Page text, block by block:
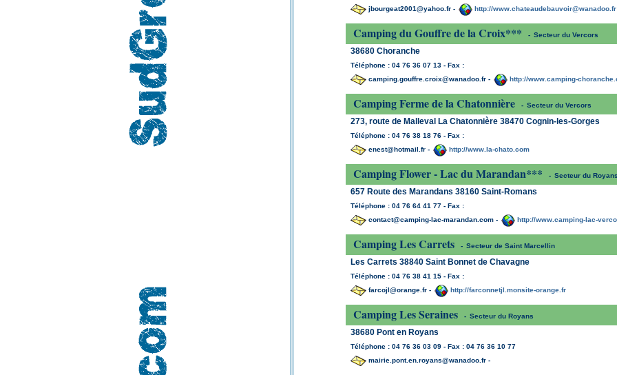
jbourgeat2001@yahoo.fr -
http://www.chateaudebauvoir@wanadoo.fr
Camping du Gouffre de la Croix*** - Secteur du Vercors
38680 Choranche
Téléphone : 04 76 36 07 13 - Fax :
camping.gouffre.croix@wanadoo.fr -
http://www.camping-
Camping Ferme de la Chatonnière - Secteur du Vercors
273, route de Malleval La Chatonnière 38470 Cognin-les-Gorges
Téléphone : 04 76 38 18 76 - Fax :
enest@hotmail.fr -
http://www.la-chato.com
Camping Flower - Lac du Marandan*** - Secteur du
657 Route des Marandans 38160 Saint-Romans
Téléphone : 04 76 64 41 77 - Fax :
contact@camping-lac-marandan.com -
http://www.camping-lac-
Camping Les Carrets - Secteur de Saint Marcellin
Les Carrets 38840 Saint Bonnet de Chavagne
Téléphone : 04 76 38 41 15 - Fax :
farcojl@orange.fr -
http://farconnetjl.monsite-orange.fr
Camping Les Seraines - Secteur du Royans
38680 Pont en Royans
Téléphone : 04 76 36 03 09 - Fax : 04 76 36 10 77
mairie.pont.en.royans@wanadoo.fr -